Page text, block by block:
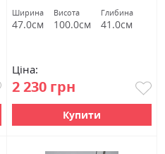
Ширина
47.0см
Висота
100.0см
Глибина
41.0см
Ціна:
2 230 грн
Купити